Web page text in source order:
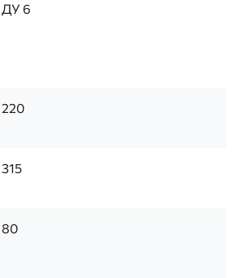
ДУ 6
220
315
80